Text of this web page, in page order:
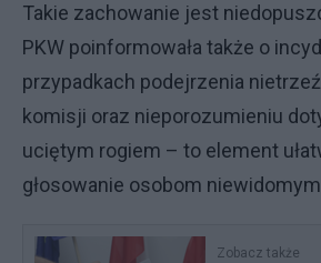
Takie zachowanie jest
PKW poinformowała także o
przypadkach podejrzenia
komisji oraz nieporozumieniu
uciętym rogiem – to element
głosowanie osobom
Zobacz także